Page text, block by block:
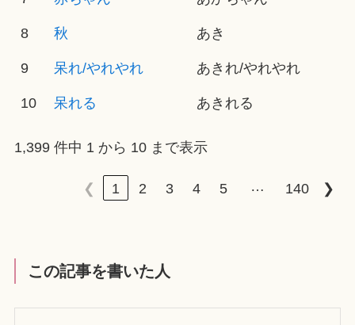
8 秋 あき
9 呆れ/やれやれ あきれ/やれやれ
10 呆れる あきれる
1,399 件中 1 から 10 まで表示
❮ 1 2 3 4 5 … 140 ❯
この記事を書いた人